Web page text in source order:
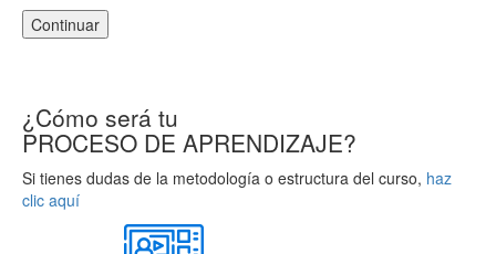
Continuar
¿Cómo será tu
PROCESO DE APRENDIZAJE?
Si tienes dudas de la metodología o estructura del curso, haz
clic aquí